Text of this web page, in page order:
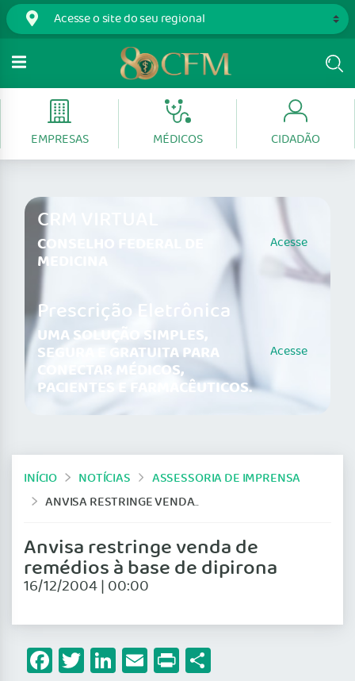
EMPRESAS MÉDICOS CIDADÃO
CRM VIRTUAL
CONSELHO FEDERAL DE
MEDICINA
Acesse
Prescrição Eletrônica
UMA SOLUÇÃO SIMPLES,
SEGURA E GRATUITA PARA
CONECTAR MÉDICOS,
PACIENTES E FARMACÊUTICOS.
Acesse
INÍCIO NOTÍCIAS
ASSESSORIA DE IMPRENSA
ANVISA RESTRINGE VENDA DE REMÉDIOS À BASE DE DIPIRONA
Anvisa restringe venda de
remédios à base de dipirona
16/12/2004 | 00:00
Facebook
Twitter
LinkedIn
Email
Print